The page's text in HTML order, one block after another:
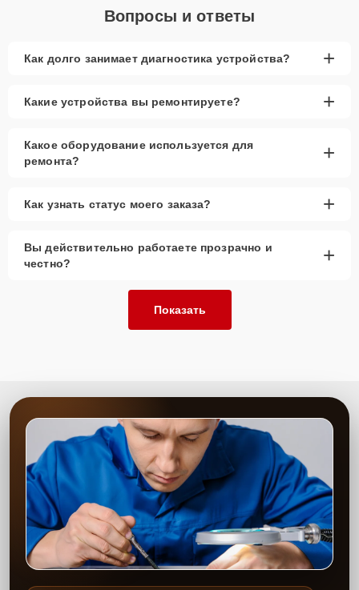
Вопросы и ответы
Как долго занимает диагностика устройства? +
Какие устройства вы ремонтируете? +
Какое оборудование используется для
ремонта?
+
Как узнать статус моего заказа? +
Вы действительно работаете прозрачно и
честно?
+
Показать